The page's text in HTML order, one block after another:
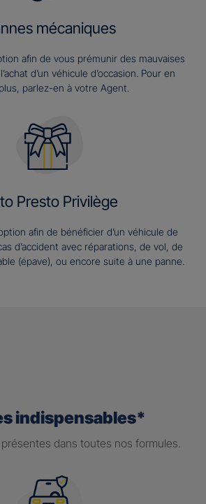
mécaniques
afin de vous prémunir des mauvaises
d’un véhicule d’occasion. Pour en
parlez-en à votre Agent.
Presto Privilège
afin de bénéficier d’un véhicule de
d’accident avec réparations, de vol, de
(épave), ou encore suite à une panne.
indispensables*
dans toutes nos formules.